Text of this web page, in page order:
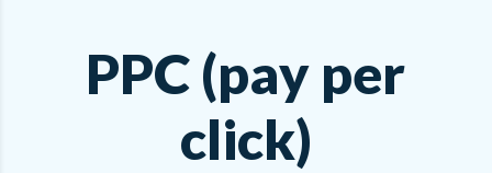
PPC (pay per
click)